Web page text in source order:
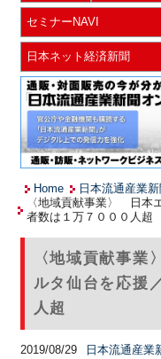
セミナーNAVI
日本ネット経済新聞
Home 日本流通産業新
〈地域貢献事業〉 日本
者数は１万７０００人超
〈地域貢献事
ルタ仙台を応援
人超
2019/08/29 日本流通産業